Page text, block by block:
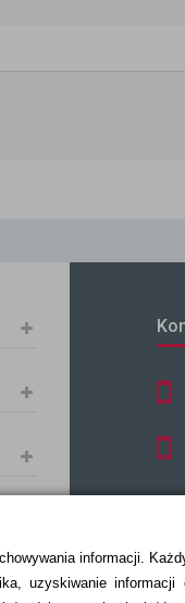
informacji.
uzyskiwanie informacji